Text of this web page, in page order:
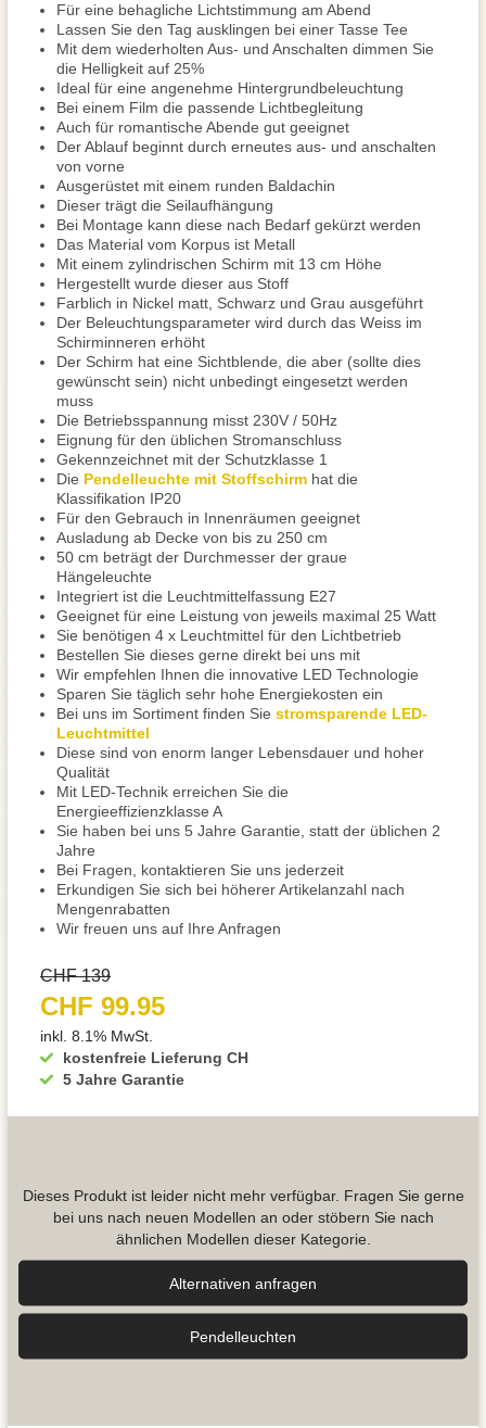
Für eine behagliche Lichtstimmung am Abend
Lassen Sie den Tag ausklingen bei einer Tasse Tee
Mit dem wiederholten Aus- und Anschalten dimmen Sie
die Helligkeit auf 25%
Ideal für eine angenehme Hintergrundbeleuchtung
Bei einem Film die passende Lichtbegleitung
Auch für romantische Abende gut geeignet
Der Ablauf beginnt durch erneutes aus- und anschalten
von vorne
Ausgerüstet mit einem runden Baldachin
Dieser trägt die Seilaufhängung
Bei Montage kann diese nach Bedarf gekürzt werden
Das Material vom Korpus ist Metall
Mit einem zylindrischen Schirm mit 13 cm Höhe
Hergestellt wurde dieser aus Stoff
Farblich in Nickel matt, Schwarz und Grau ausgeführt
Der Beleuchtungsparameter wird durch das Weiss im
Schirminneren erhöht
Der Schirm hat eine Sichtblende, die aber (sollte dies
gewünscht sein) nicht unbedingt eingesetzt werden
muss
Die Betriebsspannung misst 230V / 50Hz
Eignung für den üblichen Stromanschluss
Gekennzeichnet mit der Schutzklasse 1
Die Pendelleuchte mit Stoffschirm hat die
Klassifikation IP20
Für den Gebrauch in Innenräumen geeignet
Ausladung ab Decke von bis zu 250 cm
50 cm beträgt der Durchmesser der graue
Hängeleuchte
Integriert ist die Leuchtmittelfassung E27
Geeignet für eine Leistung von jeweils maximal 25 Watt
Sie benötigen 4 x Leuchtmittel für den Lichtbetrieb
Bestellen Sie dieses gerne direkt bei uns mit
Wir empfehlen Ihnen die innovative LED Technologie
Sparen Sie täglich sehr hohe Energiekosten ein
Bei uns im Sortiment finden Sie stromsparende LED-
Leuchtmittel
Diese sind von enorm langer Lebensdauer und hoher
Qualität
Mit LED-Technik erreichen Sie die
Energieeffizienzklasse A
Sie haben bei uns 5 Jahre Garantie, statt der üblichen 2
Jahre
Bei Fragen, kontaktieren Sie uns jederzeit
Erkundigen Sie sich bei höherer Artikelanzahl nach
Mengenrabatten
Wir freuen uns auf Ihre Anfragen
kostenfreie Lieferung CH
5 Jahre Garantie
CHF 139
CHF 99.95
inkl. 8.1% MwSt.
Dieses Produkt ist leider nicht mehr verfügbar. Fragen Sie gerne
bei uns nach neuen Modellen an oder stöbern Sie nach
ähnlichen Modellen dieser Kategorie.
Alternativen anfragen
Pendel­leuchten